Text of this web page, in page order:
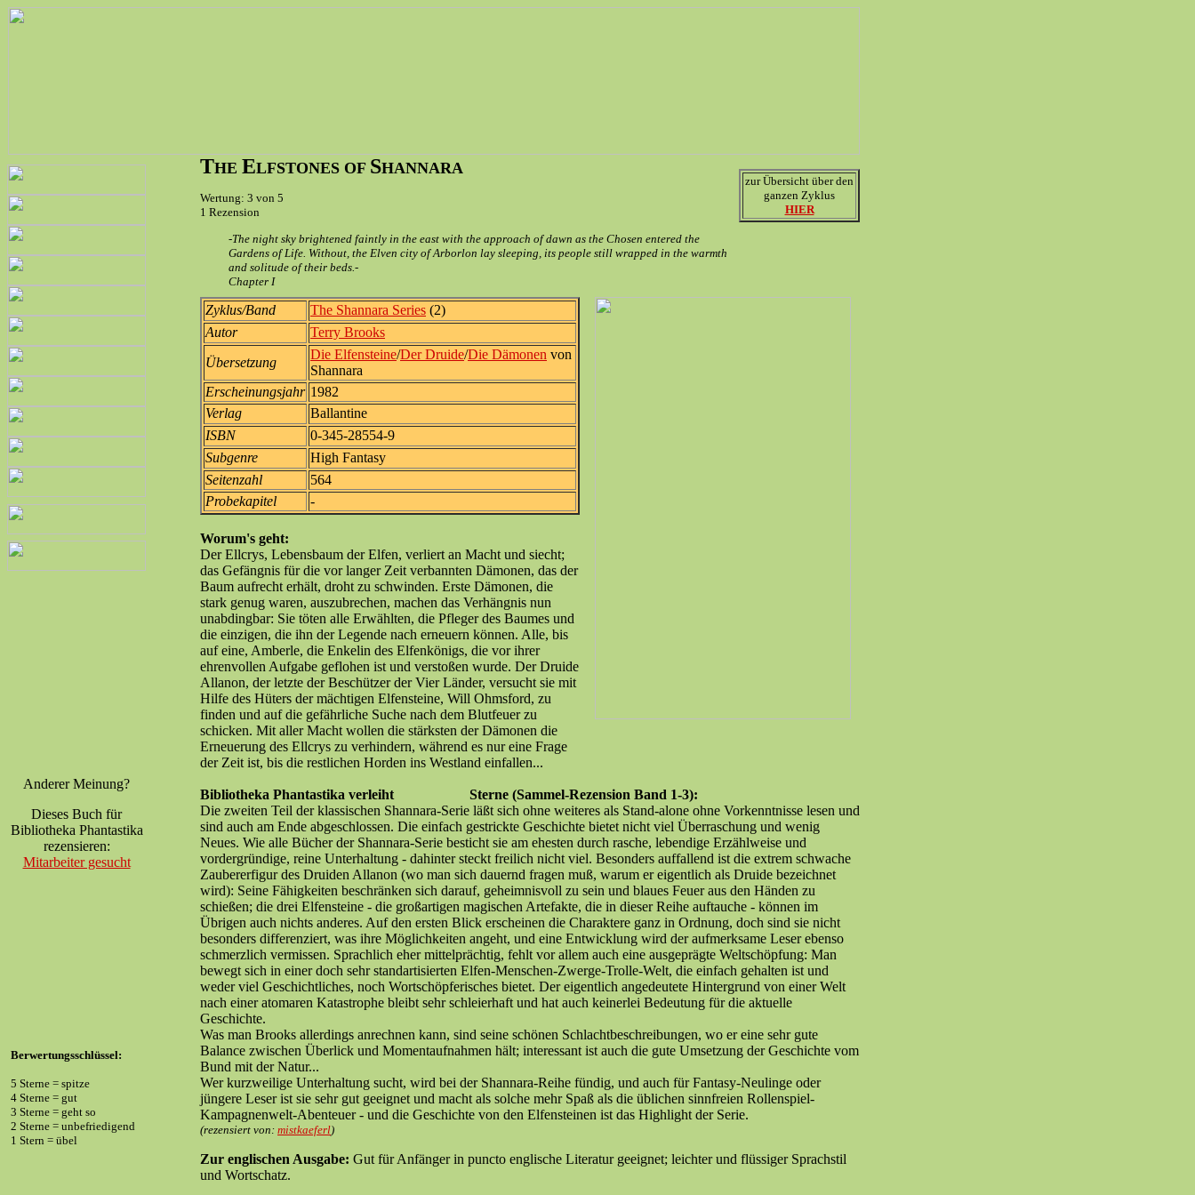
THE ELFSTONES OF SHANNARA
zur Übersicht über den
ganzen Zyklus
HIER
Anderer Meinung?
Dieses Buch für
Bibliotheka Phantastika
rezensieren:
Mitarbeiter gesucht
Berwertungsschlüssel:
5 Sterne = spitze
4 Sterne = gut
3 Sterne = geht so
2 Sterne = unbefriedigend
1 Stern = übel
Wertung: 3 von 5
1 Rezension
-The night sky brightened faintly in the east with the approach of dawn as the Chosen entered the
Gardens of Life. Without, the Elven city of Arborlon lay sleeping, its people still wrapped in the warmth
and solitude of their beds.-
Chapter I
Zyklus/Band The Shannara Series (2)
Autor
Terry Brooks
Übersetzung
Die Elfensteine/Der Druide/Die Dämonen von
Shannara
Erscheinungsjahr 1982
Verlag
Ballantine
ISBN
0-345-28554-9
Subgenre
High Fantasy
Seitenzahl
564
Probekapitel
-
Worum's geht:
Der Ellcrys, Lebensbaum der Elfen, verliert an Macht und siecht;
das Gefängnis für die vor langer Zeit verbannten Dämonen, das der
Baum aufrecht erhält, droht zu schwinden. Erste Dämonen, die
stark genug waren, auszubrechen, machen das Verhängnis nun
unabdingbar: Sie töten alle Erwählten, die Pfleger des Baumes und
die einzigen, die ihn der Legende nach erneuern können. Alle, bis
auf eine, Amberle, die Enkelin des Elfenkönigs, die vor ihrer
ehrenvollen Aufgabe geflohen ist und verstoßen wurde. Der Druide
Allanon, der letzte der Beschützer der Vier Länder, versucht sie mit
Hilfe des Hüters der mächtigen Elfensteine, Will Ohmsford, zu
finden und auf die gefährliche Suche nach dem Blutfeuer zu
schicken. Mit aller Macht wollen die stärksten der Dämonen die
Erneuerung des Ellcrys zu verhindern, während es nur eine Frage
der Zeit ist, bis die restlichen Horden ins Westland einfallen...
Bibliotheka Phantastika verleiht
Sterne (Sammel-Rezension Band 1-3):
Die zweiten Teil der klassischen Shannara-Serie läßt sich ohne weiteres als Stand-alone ohne Vorkenntnisse lesen und
sind auch am Ende abgeschlossen. Die einfach gestrickte Geschichte bietet nicht viel Überraschung und wenig
Neues. Wie alle Bücher der Shannara-Serie besticht sie am ehesten durch rasche, lebendige Erzählweise und
vordergründige, reine Unterhaltung - dahinter steckt freilich nicht viel. Besonders auffallend ist die extrem schwache
Zaubererfigur des Druiden Allanon (wo man sich dauernd fragen muß, warum er eigentlich als Druide bezeichnet
wird): Seine Fähigkeiten beschränken sich darauf, geheimnisvoll zu sein und blaues Feuer aus den Händen zu
schießen; die drei Elfensteine - die großartigen magischen Artefakte, die in dieser Reihe auftauche - können im
Übrigen auch nichts anderes. Auf den ersten Blick erscheinen die Charaktere ganz in Ordnung, doch sind sie nicht
besonders differenziert, was ihre Möglichkeiten angeht, und eine Entwicklung wird der aufmerksame Leser ebenso
schmerzlich vermissen. Sprachlich eher mittelprächtig, fehlt vor allem auch eine ausgeprägte Weltschöpfung: Man
bewegt sich in einer doch sehr standartisierten Elfen-Menschen-Zwerge-Trolle-Welt, die einfach gehalten ist und
weder viel Geschichtliches, noch Wortschöpferisches bietet. Der eigentlich angedeutete Hintergrund von einer Welt
nach einer atomaren Katastrophe bleibt sehr schleierhaft und hat auch keinerlei Bedeutung für die aktuelle
Geschichte.
Was man Brooks allerdings anrechnen kann, sind seine schönen Schlachtbeschreibungen, wo er eine sehr gute
Balance zwischen Überlick und Momentaufnahmen hält; interessant ist auch die gute Umsetzung der Geschichte vom
Bund mit der Natur...
Wer kurzweilige Unterhaltung sucht, wird bei der Shannara-Reihe fündig, und auch für Fantasy-Neulinge oder
jüngere Leser ist sie sehr gut geeignet und macht als solche mehr Spaß als die üblichen sinnfreien Rollenspiel-
Kampagnenwelt-Abenteuer - und die Geschichte von den Elfensteinen ist das Highlight der Serie.
(rezensiert von: mistkaeferl)
Zur englischen Ausgabe: Gut für Anfänger in puncto englische Literatur geeignet; leichter und flüssiger Sprachstil
und Wortschatz.